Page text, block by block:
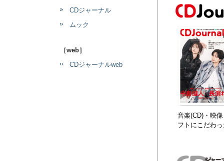
CDジャーナル
ムック
［web］
CDジャーナルweb
音楽(CD)・映
フトにこだわ